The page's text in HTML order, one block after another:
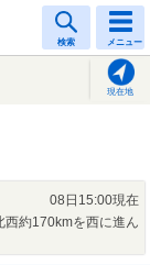
検索 メニュー
現在地
08日15:00現在
西約170kmを西に進ん